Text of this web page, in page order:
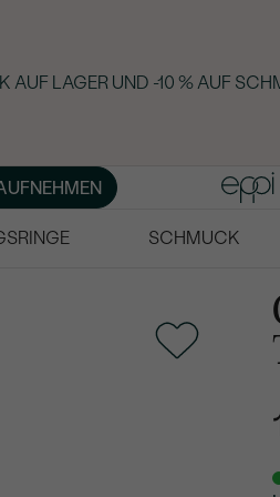
AUF LAGER UND -10 % AUF
SCHMUCK